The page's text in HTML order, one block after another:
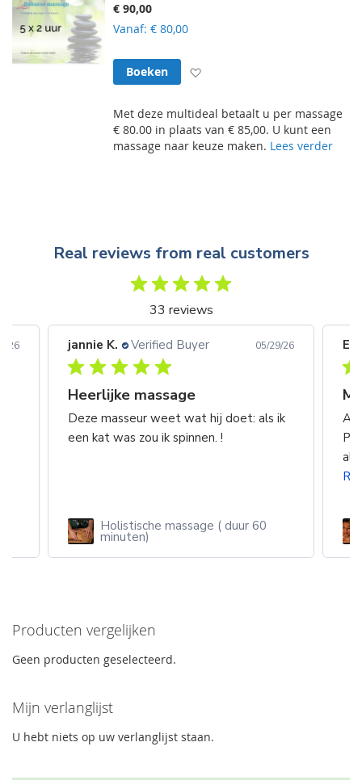
€ 90,00
Vanaf € 80,00
Boeken
Met deze multideal betaalt u per massage
€ 80.00 in plaats van € 85,00. U kunt een
massage naar keuze maken. Lees verder
Real reviews from real customers
33 reviews
26 jannie K. Verified Buyer 05/29/26
Heerlijke massage
Deze masseur weet wat hij doet: als ik
een kat was zou ik spinnen. !
Holistische massage ( duur 60
minuten)
Producten vergelijken
Geen producten geselecteerd.
Mijn verlanglijst
U hebt niets op uw verlanglijst staan.